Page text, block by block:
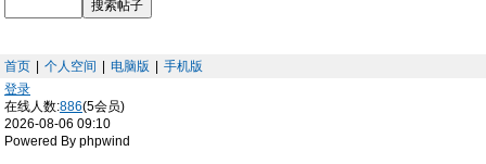
首页 个人空间 电脑版
手机版
登录
在线人数:886(5会员)
2026-08-06 09:10
Powered By phpwind